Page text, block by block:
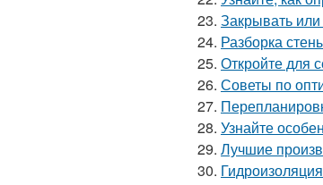
23. Закрывать
24. Разборка
25. Откройте для
26. Советы по
27.
28. Узнайте
29. Лучшие
30.